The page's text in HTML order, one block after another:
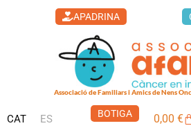
APADRINA
Associació de Familiars i Amics de Nens
CAT ES BOTIGA 0,00€